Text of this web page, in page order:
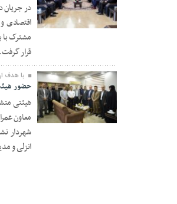
۱۱ تیر ۱۴۰۵
در جریان
اقتصادی
مشترک با
قرار گرفت.
۰۷ مهر ۱۴۰۴
با هدف
حضور
هیئتی
معاون
شهردار
انزلی و